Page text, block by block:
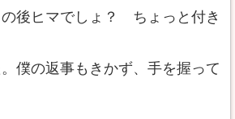
の後ヒマでしょ？ ちょっと付き
僕の返事もきかず、手を握って